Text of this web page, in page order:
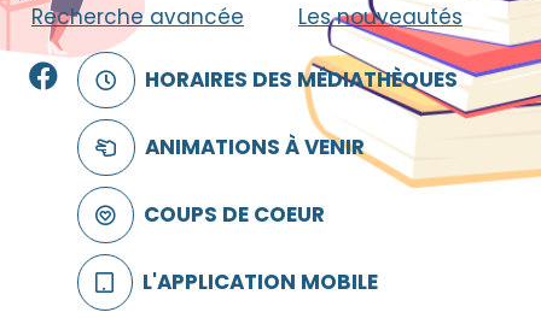
FacebookHORAIRES DES MÉDIATHÈQUES
ANIMATIONS À VENIR
COUPS DE COEUR
L'APPLICATION MOBILE
Recherche avancée Les nouveautés